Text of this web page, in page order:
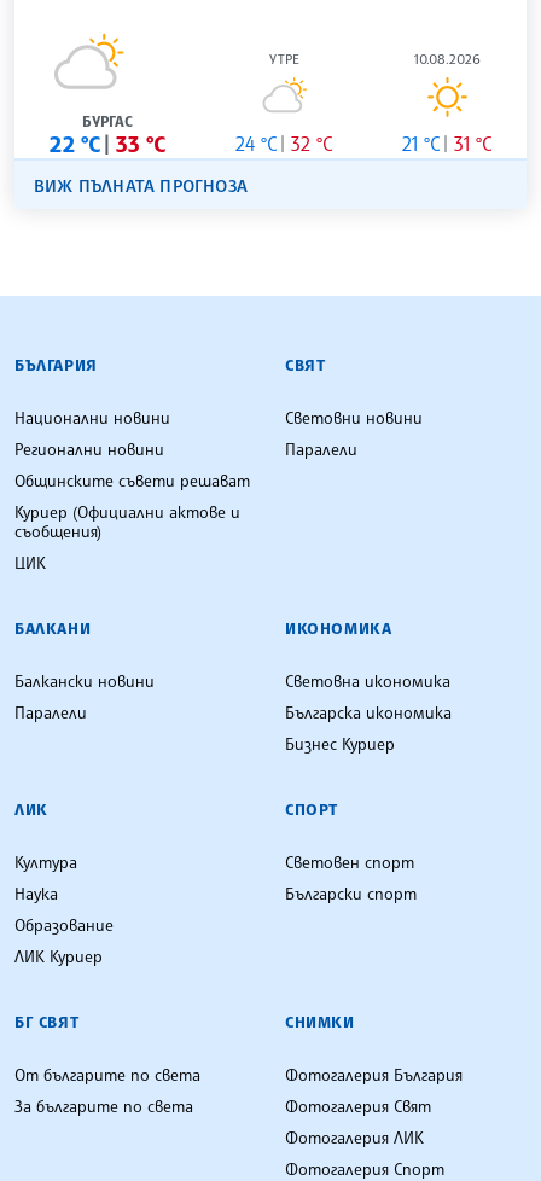
БУРГАС
22 °C 33 °C
УТРЕ
24 °C 32 °C
10.08.2026
21 °C 31 °C
ВИЖ ПЪЛНАТА ПРОГНОЗА
БЪЛГАРСКА ТЕЛЕГРАФНА АГЕНЦИЯ
БЪЛГАРИЯ
Национални новини
Регионални новини
Общинските съвети решават
Куриер (Официални актове и
съобщения)
ЦИК
СВЯТ
Световни новини
Паралели
БАЛКАНИ
Балкански новини
Паралели
ИКОНОМИКА
Световна икономика
Българска икономика
Бизнес Куриер
ЛИК
Култура
Наука
Образование
ЛИК Куриер
СПОРТ
Световен спорт
Български спорт
БГ СВЯТ
От българите по света
За българите по света
СНИМКИ
Фотогалерия България
Фотогалерия Свят
Фотогалерия ЛИК
Фотогалерия Спорт